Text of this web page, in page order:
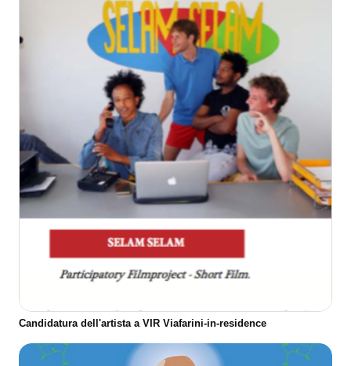
Candidatura dell'artista a VIR Viafarini-in-residence